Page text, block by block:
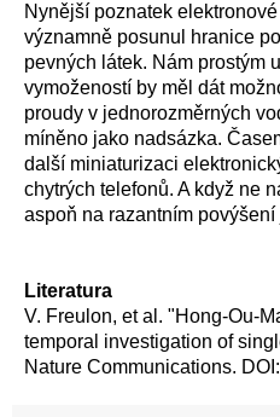
Nynější poznatek
významně posunul hranice
pevných látek. Nám prostým
vymožeností by měl dát
proudy v jednorozměrných
míněno jako nadsázka.
další miniaturizaci
chytrých telefonů. A když ne
aspoň na razantním
Literatura
V. Freulon, et al. "Hong-Ou-
temporal investigation of
Nature Communications.